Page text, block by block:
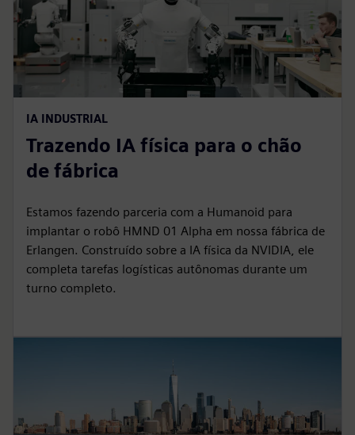
IA INDUSTRIAL
Trazendo IA física para o chão
de fábrica
Estamos fazendo parceria com a Humanoid para
implantar o robô HMND 01 Alpha em nossa fábrica de
Erlangen. Construído sobre a IA física da NVIDIA, ele
completa tarefas logísticas autônomas durante um
turno completo.